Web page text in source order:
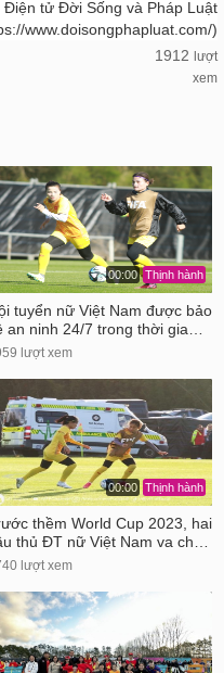
Điện tử Đời Sống và Pháp Luật
www.doisongphapluat.com/)
1912 lượt
xem
00:00 Thịnh hành
tuyển nữ Việt Nam được bảo
an ninh 24/7 trong thời gia…
lượt xem
00:00 Thịnh hành
thềm World Cup 2023, hai
thủ ĐT nữ Việt Nam va ch…
lượt xem